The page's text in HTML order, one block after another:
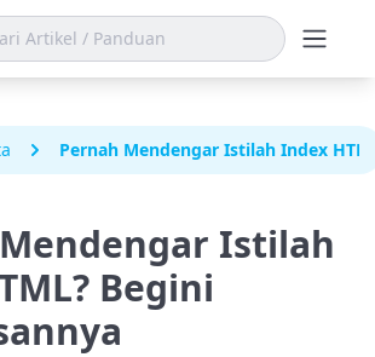
Pernah Mendengar Istilah Index
Istilah
Begini